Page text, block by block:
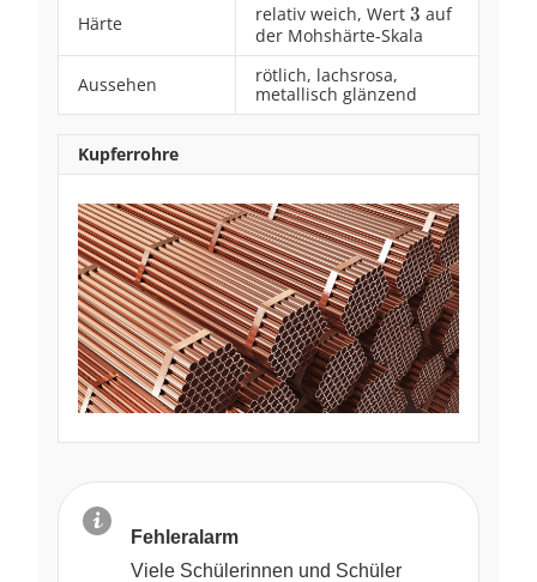
Härte relativ weich, Wert 3
3 auf
der Mohshärte-Skala
Aussehen
rötlich, lachsrosa,
metallisch glänzend
Kupferrohre
Fehleralarm
Viele Schülerinnen und Schüler